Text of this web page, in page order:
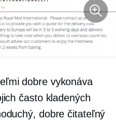
dobre vykonáva
často kladených
dobre čitateľný